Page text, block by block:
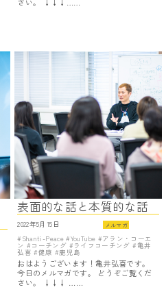
さい。 ↓↓↓……
表面的な話と本質的な話
2022年5月15日 メルマガ
Shanti-Peace YouTube アラン・コーエ
ン コーチング ライフコーチング 亀井
弘喜 健康 鹿児島
おはようございます！亀井弘喜です。
今日のメルマガです。 どうぞご覧くだ
さい。 ↓↓↓ ……